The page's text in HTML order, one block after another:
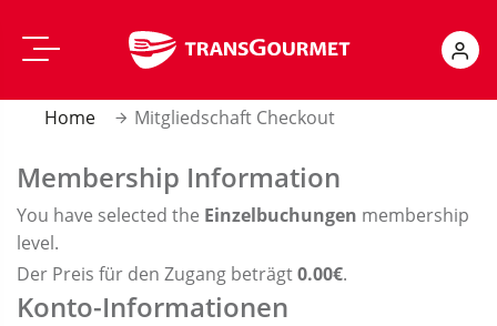
content
Suchen
Home Mitgliedschaft Checkout
Membership Information
You have selected the Einzelbuchungen membership
level.
Der Preis für den Zugang beträgt0.00€.
Konto-Informationen